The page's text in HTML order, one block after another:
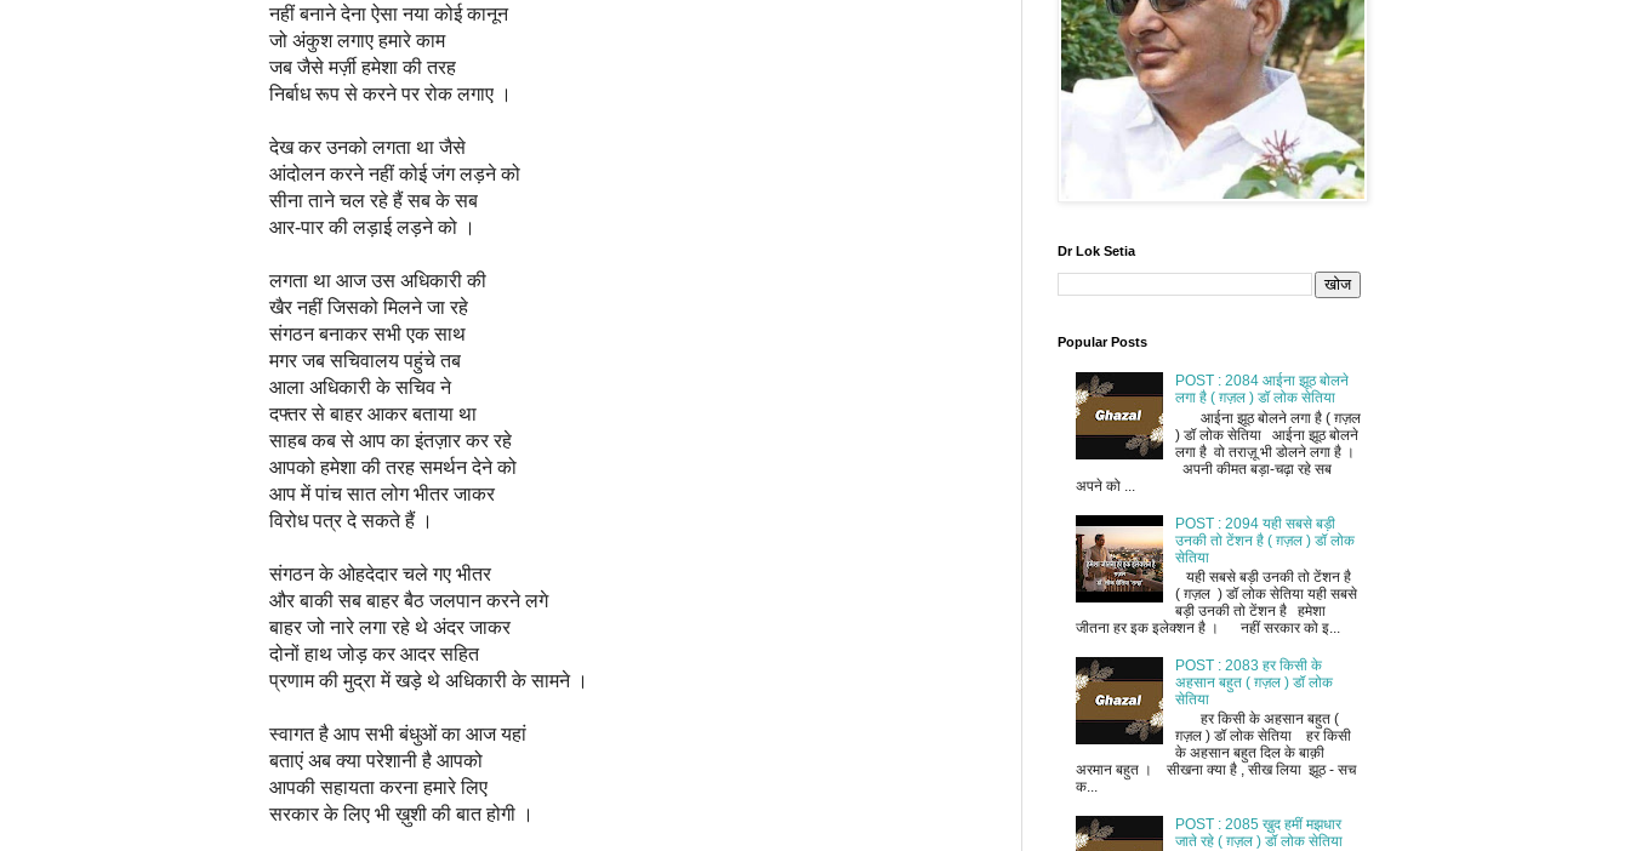
नहीं बनाने देना ऐसा नया कोई कानून
जो अंकुश लगाए हमारे काम
जब जैसे मर्ज़ी हमेशा की तरह
निर्बाध रूप से करने पर रोक लगाए ।
देख कर उनको लगता था जैसे
आंदोलन करने नहीं कोई जंग लड़ने को
सीना ताने चल रहे हैं सब के सब
आर-पार की लड़ाई लड़ने को ।
लगता था आज उस अधिकारी की
खैर नहीं जिसको मिलने जा रहे
संगठन बनाकर सभी एक साथ
मगर जब सचिवालय पहुंचे तब
आला अधिकारी के सचिव ने
दफ्तर से बाहर आकर बताया था
साहब कब से आप का इंतज़ार कर रहे
आपको हमेशा की तरह समर्थन देने को
आप में पांच सात लोग भीतर जाकर
विरोध पत्र दे सकते हैं ।
संगठन के ओहदेदार चले गए भीतर
और बाकी सब बाहर बैठ जलपान करने लगे
बाहर जो नारे लगा रहे थे अंदर जाकर
दोनों हाथ जोड़ कर आदर सहित
प्रणाम की मुद्रा में खड़े थे अधिकारी के सामने ।
स्वागत है आप सभी बंधुओं का आज यहां
बताएं अब क्या परेशानी है आपको
आपकी सहायता करना हमारे लिए
सरकार के लिए भी ख़ुशी की बात होगी ।
Dr Lok Setia
Popular Posts
POST : 2084 आईना झूठ बोलने
लगा है ( ग़ज़ल ) डॉ लोक सेतिया
आईना झूठ बोलने लगा है ( ग़ज़ल
) डॉ लोक सेतिया आईना झूठ बोलने
लगा है वो तराज़ू भी डोलने लगा है ।
अपनी कीमत बड़ा-चढ़ा रहे सब
अपने को ...
POST : 2094 यही सबसे बड़ी
उनकी तो टेंशन है ( ग़ज़ल ) डॉ लोक
सेतिया
यही सबसे बड़ी उनकी तो टेंशन है
( ग़ज़ल ) डॉ लोक सेतिया यही सबसे
बड़ी उनकी तो टेंशन है हमेशा
जीतना हर इक इलेक्शन है । नहीं सरकार को इ...
POST : 2083 हर किसी के
अहसान बहुत ( ग़ज़ल ) डॉ लोक
सेतिया
हर किसी के अहसान बहुत (
ग़ज़ल ) डॉ लोक सेतिया हर किसी
के अहसान बहुत दिल के बाक़ी
अरमान बहुत । सीखना क्या है , सीख लिया झूठ - सच
क...
POST : 2085 ख़ुद हमीं मझधार
जाते रहे ( ग़ज़ल ) डॉ लोक सेतिया